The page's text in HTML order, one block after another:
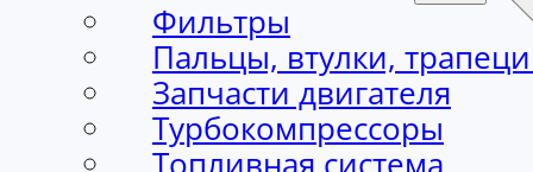
Фильтры
Пальцы, втулки,
Запчасти двигателя
Турбокомпрессоры